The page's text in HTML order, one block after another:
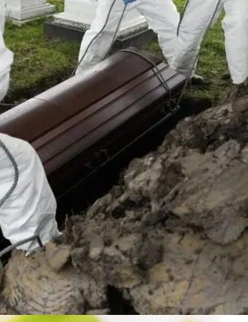
Си Цзиньпина: Мир Не Обмануть
Положение И Эвакуация
Крестного Хода В Киеве